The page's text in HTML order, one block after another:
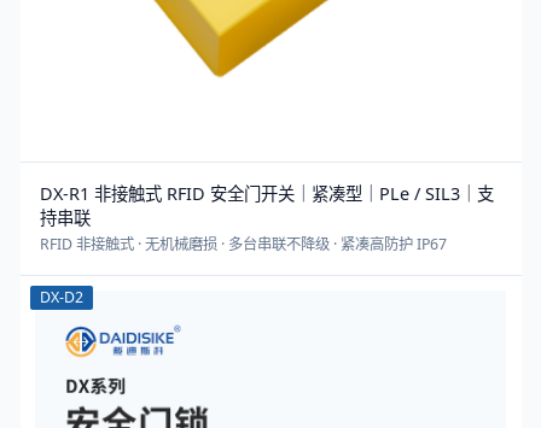
DX-R1 非接触式 RFID 安全门开关｜紧凑型｜PLe / SIL3｜支
持串联
RFID 非接触式 · 无机械磨损 · 多台串联不降级 · 紧凑高防护 IP67
DX-D2